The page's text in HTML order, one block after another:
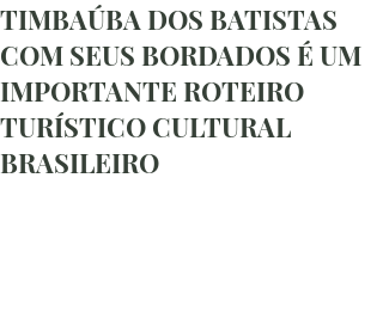
TIMBAÚBA DOS BATISTAS
COM SEUS BORDADOS É UM
IMPORTANTE ROTEIRO
TURÍSTICO CULTURAL
BRASILEIRO